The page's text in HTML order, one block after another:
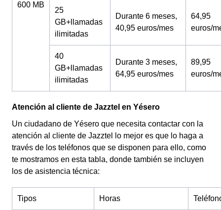
600 MB
25
GB+llamadas
ilimitadas
Durante 6 meses,
40,95 euros/mes
64,95
euros/
40
GB+llamadas
ilimitadas
Durante 3 meses,
64,95 euros/mes
89,95
euros/
Atención al cliente de Jazztel en Yésero
Un ciudadano de Yésero que necesita contactar con la
atención al cliente de Jazztel lo mejor es que lo haga a
través de los teléfonos que se disponen para ello, como
te mostramos en esta tabla, donde también se incluyen
los de asistencia técnica:
Tipos Horas